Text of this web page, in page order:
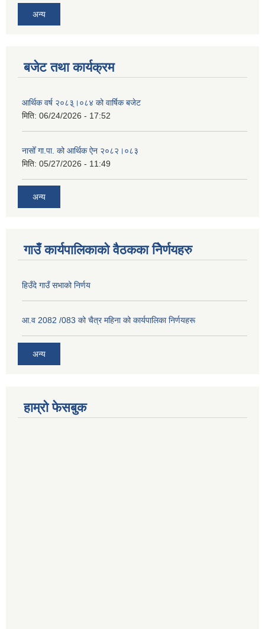
अन्य
बजेट तथा कार्यक्रम
आर्थिक वर्ष २०८३्।०८४ को वार्षिक बजेट
मिति: 06/24/2026 - 17:52
नासोँ गा.पा. को आर्थिक ऐन २०८२।०८३
मिति: 05/27/2026 - 11:49
अन्य
गाउँ कार्यपालिकाको वैठकका निेर्णयहरु
हिउँदे गाउँ सभाको निर्णय
आ.व 2082 /083 को चैत्र महिना को कार्यपालिका निर्णयहरू
अन्य
हाम्रो फेसबुक